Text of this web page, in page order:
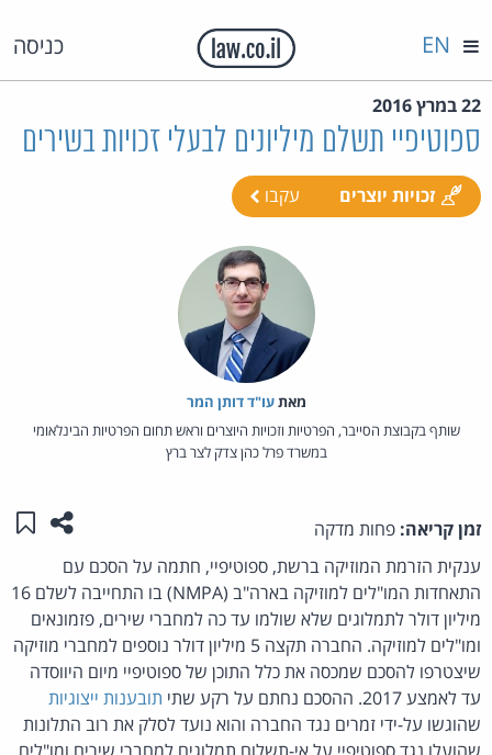
כניסה EN
22 במרץ 2016
ספוטיפיי תשלם מיליונים לבעלי זכויות בשירים
זכויות יוצרים עקבו
מאת‏עו"ד דותן המר
שותף בקבוצת הסייבר, הפרטיות וזכויות היוצרים וראש תחום הפרטיות הבינלאומי
במשרד פרל כהן צדק לצר ברץ
זמן קריאה: פחות מדקה שתפו
ענקית הזרמת המוזיקה ברשת, ספוטיפיי, חתמה על הסכם עם
התאחדות המו"לים למוזיקה בארה"ב (NMPA) בו התחייבה לשלם 16
מיליון דולר לתמלוגים שלא שולמו עד כה למחברי שירים, פזמונאים
ומו"לים למוזיקה. החברה תקצה 5 מיליון דולר נוספים למחברי מוזיקה
שיצטרפו להסכם שמכסה את כלל התוכן של ספוטיפיי מיום היווסדה
עד לאמצע 2017. ההסכם נחתם על רקע שתי
תובענות ייצוגיות
שהוגשו על-ידי זמרים נגד החברה והוא נועד לסלק את רוב התלונות